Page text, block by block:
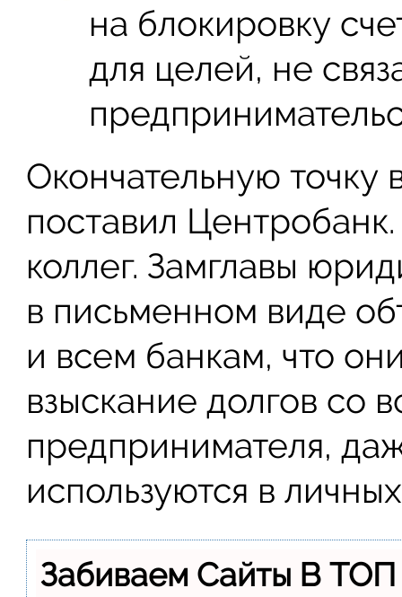
на блокировку
для целей, не
Окончательную точку
поставил
коллег. Замглавы
в письменном виде
и всем банкам, что
взыскание долгов со
предпринимателя,
используются в
Забиваем Сайты В